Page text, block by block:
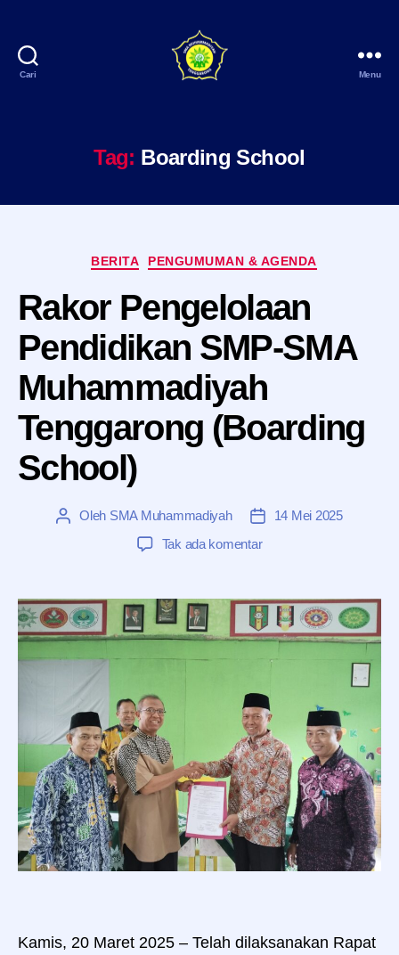
Cari Menu
Tag: Boarding School
Kategori
BERITA PENGUMUMAN & AGENDA
Rakor Pengelolaan
Pendidikan SMP-SMA
Muhammadiyah
Tenggarong (Boarding
School)
Penulis
Oleh SMA Muhammadiyah
Tanggal
14 Mei 2025
Tak ada komentarpada
Pendidikan
SMP-
SMA
Muhammadiyah
(Boarding
School)
Kamis, 20 Maret 2025 – Telah dilaksanakan Rapat